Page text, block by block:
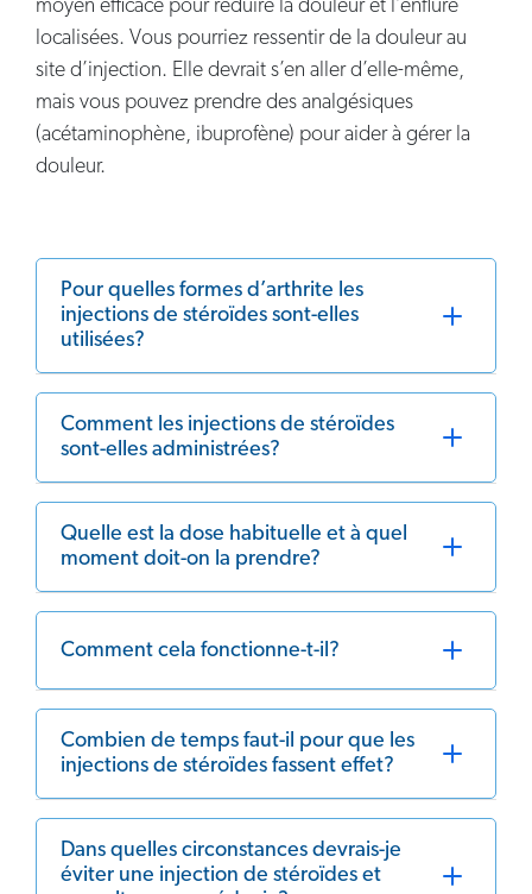
moyen efficace pour réduire la douleur et l’enflure
localisées. Vous pourriez ressentir de la douleur au
site d’injection. Elle devrait s’en aller d’elle-même,
mais vous pouvez prendre des analgésiques
(acétaminophène, ibuprofène) pour aider à gérer la
douleur.
Pour quelles formes d’arthrite les
injections de stéroïdes sont-elles
utilisées?
Comment les injections de stéroïdes
sont-elles administrées?
Quelle est la dose habituelle et à quel
moment doit-on la prendre?
Comment cela fonctionne-t-il?
Combien de temps faut-il pour que les
injections de stéroïdes fassent effet?
Dans quelles circonstances devrais-je
éviter une injection de stéroïdes et